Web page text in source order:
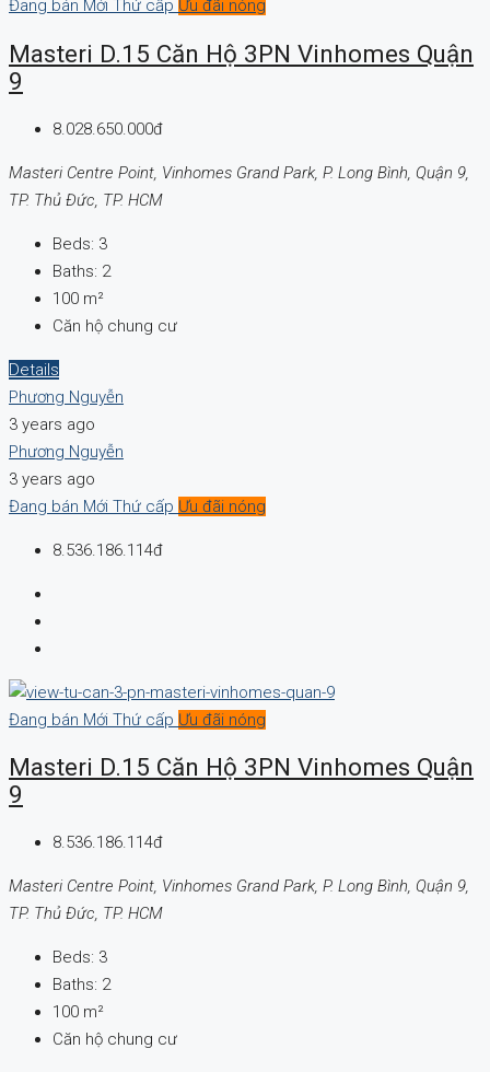
Đang bán Mới Thứ cấp Ưu đãi nóng
Masteri D.15 Căn Hộ 3PN Vinhomes Quận
9
8.028.650.000đ
Masteri Centre Point, Vinhomes Grand Park, P. Long Bình, Quận 9,
TP. Thủ Đức, TP. HCM
Beds: 3
Baths: 2
100 m²
Căn hộ chung cư
Details
Phương Nguyễn
3 years ago
Phương Nguyễn
3 years ago
Đang bán Mới Thứ cấp Ưu đãi nóng
8.536.186.114đ
Đang bán Mới Thứ cấp Ưu đãi nóng
Masteri D.15 Căn Hộ 3PN Vinhomes Quận
9
8.536.186.114đ
Masteri Centre Point, Vinhomes Grand Park, P. Long Bình, Quận 9,
TP. Thủ Đức, TP. HCM
Beds: 3
Baths: 2
100 m²
Căn hộ chung cư